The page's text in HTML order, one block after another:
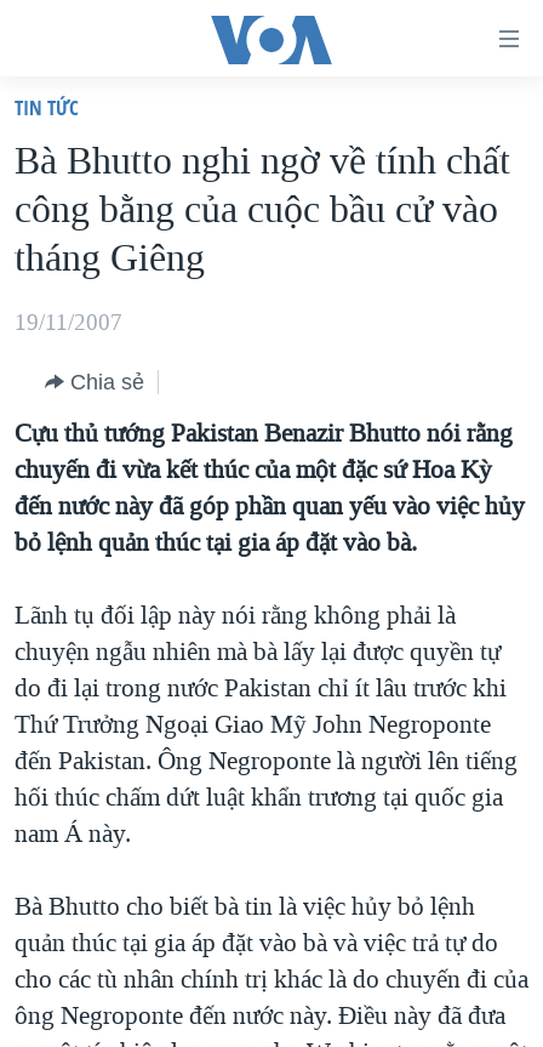
truy
cập
Tới
nội
chính
hướng
chính
Đi
tới
VIỆT NAM
HOA KỲ
BIỂN ĐÔNG
THẾ GIỚI
DIỄN ĐÀN
MỤC
TỰ DO BÁO CHÍ
VẠCH TRẦN TIN GIẢ
ĐỜI SỐNG
KINH TẾ
KHOA HỌC
SỨC KHOẺ
VĂN HOÁ
THỂ THAO
CHUYÊN ĐỀ
CHIẾN TRANH THƯƠNG MẠI CỦA MỸ: QUÁ KHỨ VÀ HIỆN
TẠI
MỘT NĂM CHIẾN TRANH TẠI DẢI GAZA
GIẢI MÃ VÀNH ĐAI & CON ĐƯỜNG
NGÀY TỊ NẠN THẾ GIỚI
TRỊNH VĨNH BÌNH - NGƯỜI HẠ 'BÊN THẮNG CUỘC'
GROUND ZERO – XƯA VÀ NAY
CÁC GIÁ TRỊ CỘNG HÒA Ở VIỆT NAM
THƯỢNG ĐỈNH TRUMP-KIM TẠI VIỆT NAM
TRỊNH VĨNH BÌNH VS. CHÍNH PHỦ VIỆT NAM
NGƯ DÂN VIỆT VÀ LÀN SÓNG TRỘM HẢI SÂM
HỌC TIẾNG ANH
NGHE
MẠNG XÃ HỘI
Ngôn ngữ khác
TIN TỨC
Bà Bhutto nghi ngờ về tính chất
công bằng của cuộc bầu cử vào
tháng Giêng
19/11/2007
Chia sẻ
Cựu thủ tướng Pakistan Benazir Bhutto nói rằng
chuyến đi vừa kết thúc của một đặc sứ Hoa Kỳ
đến nước này đã góp phần quan yếu vào việc hủy
bỏ lệnh quản thúc tại gia áp đặt vào bà.
Lãnh tụ đối lập này nói rằng không phải là
chuyện ngẫu nhiên mà bà lấy lại được quyền tự
do đi lại trong nước Pakistan chỉ ít lâu trước khi
Thứ Trưởng Ngoại Giao Mỹ John Negroponte
đến Pakistan. Ông Negroponte là người lên tiếng
hối thúc chấm dứt luật khẩn trương tại quốc gia
nam Á này.
Bà Bhutto cho biết bà tin là việc hủy bỏ lệnh
quản thúc tại gia áp đặt vào bà và việc trả tự do
cho các tù nhân chính trị khác là do chuyến đi của
ông Negroponte đến nước này. Điều này đã đưa